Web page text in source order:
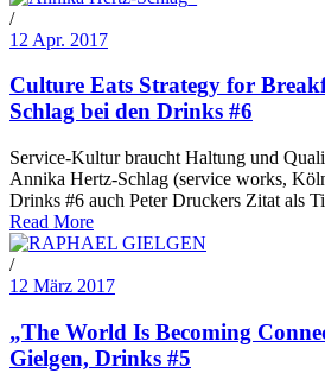
/
12 Apr. 2017
Culture Eats Strategy for
Schlag bei den Drinks #6
Service-Kultur braucht Haltung und
Annika Hertz-Schlag (service works,
Drinks #6 auch Peter Druckers Zitat als
Read More
/
12 März 2017
„The World Is Becoming
Gielgen, Drinks #5